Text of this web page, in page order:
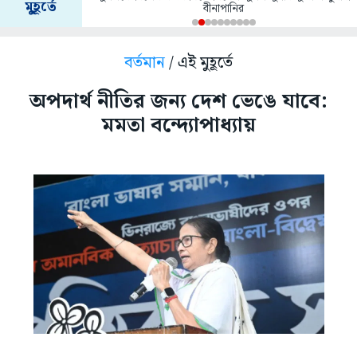
মুহূর্তে বীনাপানির
বর্তমান/ এই মুহূর্তে
অপদার্থ নীতির জন্য দেশ ভেঙে যাবে:
মমতা বন্দ্যোপাধ্যায়